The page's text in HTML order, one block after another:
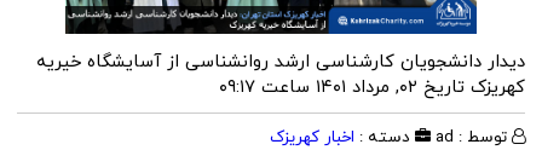
دیدار دانشجویان کارشناسی ارشد روانشناسی از آسایشگاه خیریه
کهریزکتاریخ ۰۲, مرداد ۱۴۰۱ ساعت ۰۹:۱۷
توسط : ad دسته : اخبار کهریزک